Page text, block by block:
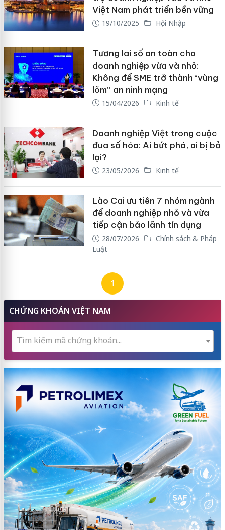
Việt Nam phát triển bền vững
19/10/2025 Hội Nhập
Tương lai số an toàn cho
doanh nghiệp vừa và nhỏ:
Không để SME trở thành “vùng
lõm” an ninh mạng
15/04/2026 Kinh tế
Doanh nghiệp Việt trong cuộc
đua số hóa: Ai bứt phá, ai bị bỏ
lại?
23/05/2026 Kinh tế
Lào Cai ưu tiên 7 nhóm ngành
để doanh nghiệp nhỏ và vừa
tiếp cận bảo lãnh tín dụng
28/07/2026
Chính sách & Pháp
Luật
1
CHỨNG KHOÁN VIỆT NAM
Tìm kiếm mã chứng khoán...